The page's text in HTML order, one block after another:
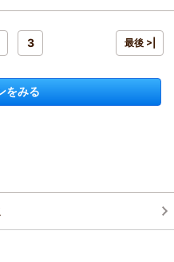
ご予約でございましたが、
室状況によるサプライズで
愛してくださる atuo様に、少
たのであれば、私どもにと
せん。
言葉を原動力に、これから
サービス向上に努めてまい
一同心より楽しみにお待ち
（返信日：2026/05/29）
が変わるのでもったいない気
】〔朝食付〕素足でくつろげるリラ
本当にありがとうございま
し上げます。
今回またお越しくださった
の気の緩んだ行動で、とて
し訳ございませんでした。
3 最後 >|
をみる